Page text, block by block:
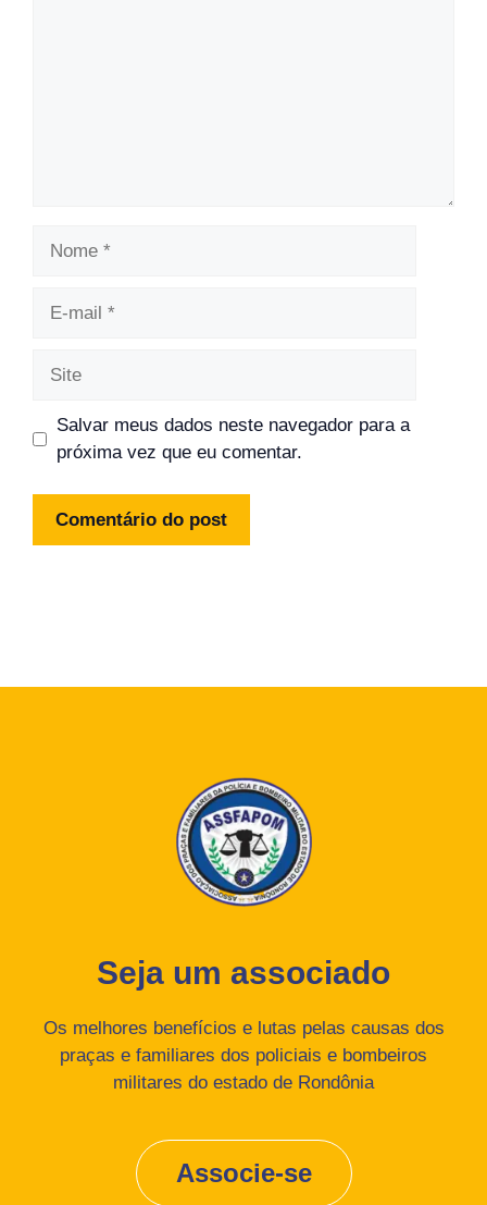
Salvar meus dados neste navegador para a
próxima vez que eu comentar.
Seja um associado
Os melhores benefícios e lutas pelas causas dos
praças e familiares dos policiais e bombeiros
militares do estado de Rondônia
Associe-se